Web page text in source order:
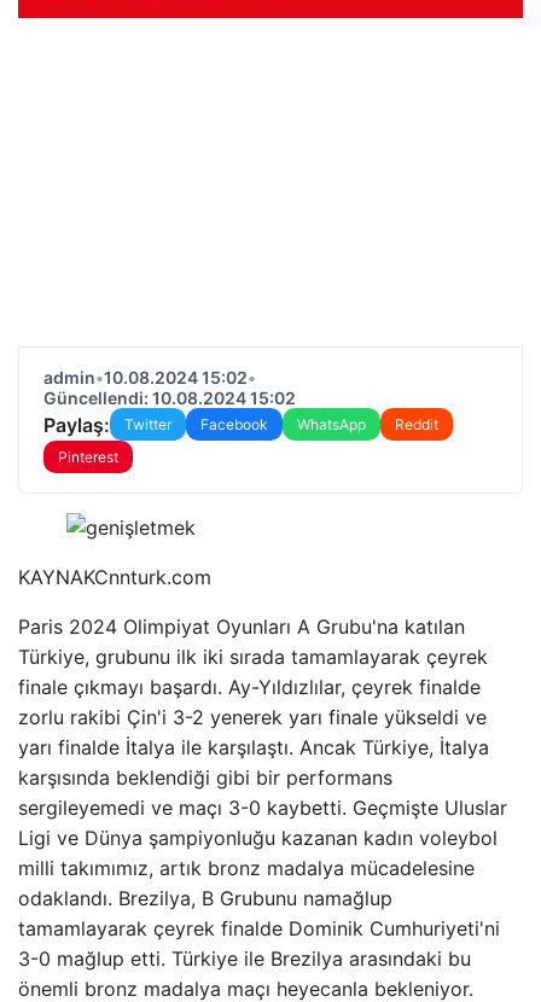
admin•10.08.2024 15:02•
Güncellendi: 10.08.2024 15:02
Paylaş: Twitter Facebook WhatsApp
Reddit
Pinterest
KAYNAKCnnturk.com
Paris 2024 Olimpiyat Oyunları A Grubu'na katılan
Türkiye, grubunu ilk iki sırada tamamlayarak çeyrek
finale çıkmayı başardı. Ay-Yıldızlılar, çeyrek finalde
zorlu rakibi Çin'i 3-2 yenerek yarı finale yükseldi ve
yarı finalde İtalya ile karşılaştı. Ancak Türkiye, İtalya
karşısında beklendiği gibi bir performans
sergileyemedi ve maçı 3-0 kaybetti. Geçmişte Uluslar
Ligi ve Dünya şampiyonluğu kazanan kadın voleybol
milli takımımız, artık bronz madalya mücadelesine
odaklandı. Brezilya, B Grubunu namağlup
tamamlayarak çeyrek finalde Dominik Cumhuriyeti'ni
3-0 mağlup etti. Türkiye ile Brezilya arasındaki bu
önemli bronz madalya maçı heyecanla bekleniyor.